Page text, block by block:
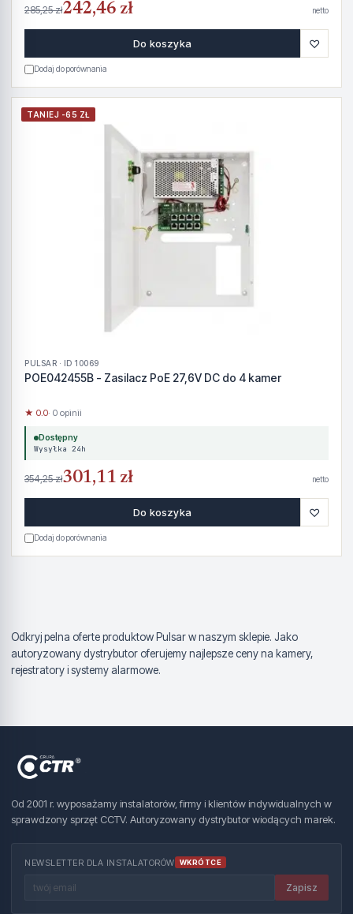
285,25 zł242,46 zł netto
Do koszyka ♡
Dodaj do porównania
TANIEJ -65 ZŁ
PULSAR · ID 10069
POE042455B - Zasilacz PoE 27,6V DC do 4 kamer
★ 0.0· 0 opinii
Dostępny
Wysyłka 24h
354,25 zł301,11 zł netto
Do koszyka ♡
Dodaj do porównania
Odkryj pelna oferte produktow Pulsar w naszym sklepie. Jako
autoryzowany dystrybutor oferujemy najlepsze ceny na kamery,
rejestratory i systemy alarmowe.
Od 2001 r. wyposażamy instalatorów, firmy i klientów indywidualnych w
sprawdzony sprzęt CCTV. Autoryzowany dystrybutor wiodących marek.
NEWSLETTER DLA INSTALATORÓW WKRÓTCE
Zapisz